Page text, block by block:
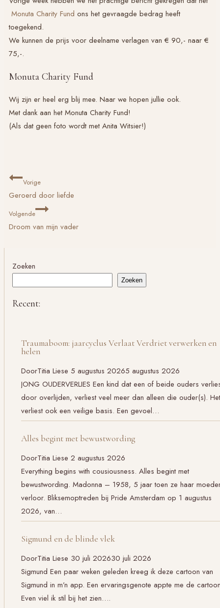
Monuta Charity Fund ons het gevraagde bedrag heeft
toegekend.
We kunnen de prijs voor deelname verlagen van € 90,- naar €
75,-.
Monuta Charity Fund
Wij zijn er heel erg blij mee. Naar we hopen jullie ook.
Met dank aan het Monuta Charity Fund!
(Als dat geen foto wordt met Anita Witsier!)
Bericht
navigatie
Vorige
Geroerd door liefde
Volgende
Droom van mijn vader
Zoeken
Zoeken
Recent:
Traumaboom: jaarcyclus Verlaat Verdriet verwerken en
helen
DoorTitia Liese 5 augustus 20265 augustus 2026
JONG OUDERVERLIES Een kind dat een of beide ouders
door overlijden, verliest veel meer dan alleen die ouder(s). Het
verliest ook een veilige basis. Een gevoel…
Alles begint met bewustwording
DoorTitia Liese 2 augustus 2026
Everything begins with cousiousness. Alles begint met
bewustwording. Madonna – 1958, 5 jaar toen ze haar
verloor. Bliksemoptreden bij Pride Amsterdam op 1 augustus
2026, van…
Sigmund en de blinde vlek
DoorTitia Liese 30 juli 202630 juli 2026
Sigmund Een paar weken geleden kreeg ik deze cartoon van
Sigmund in m’n app. Een ervaringsgenote appte me de
Even viel ik stil bij het zien….